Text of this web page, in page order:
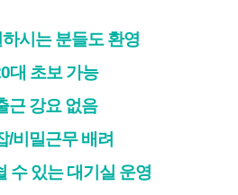
시는 분들도 환영
대 초보 가능
근 강요 없음
/비밀근무 배려
수 있는 대기실 운영